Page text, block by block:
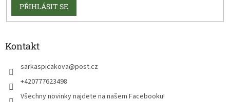
PŘIHLÁSIT SE
Kontakt
sarkaspicakova@post.cz
+420777623498
Všechny novinky najdete na našem Facebooku!